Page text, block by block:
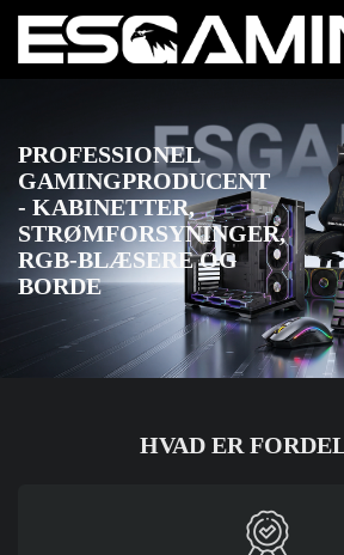
PROFESSIONEL
GAMINGPRODUCENT
- KABINETTER,
STRØMFORSYNINGER,
RGB-BLÆSERE OG
BORDE
HVAD ER